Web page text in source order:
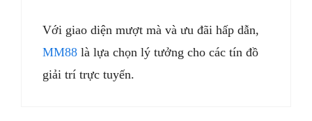
Với giao diện mượt mà và ưu đãi hấp dẫn,
MM88 là lựa chọn lý tưởng cho các tín đồ
giải trí trực tuyến.